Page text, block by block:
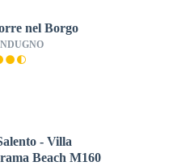
nel Borgo
- Villa
Beach M160